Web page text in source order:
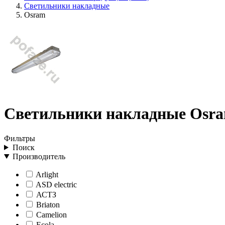
Светильники накладные
Osram
Светильники накладные
Фильтры
Поиск
Производитель
Arlight
ASD electric
АСТЗ
Briaton
Camelion